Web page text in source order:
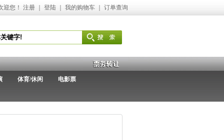
迎您！ 注册 登陆 我的购物车 订单查询
体育/休闲 电影票